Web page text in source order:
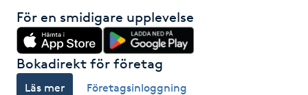
HIFU
Hollywood Peel
För en smidigare upplevelse
Bokadirekt för företag
Läs mer Företagsinloggning